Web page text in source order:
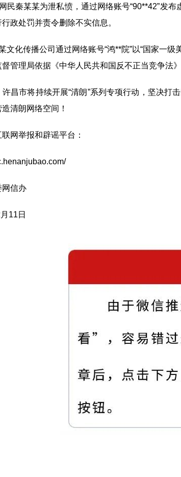
秦某某为泄私愤，通过网络账号“90**42”发布
政处罚并责令删除不实信息。
化传播公司通过网络账号“鸿**院”以“国家一级
管理局依据《中华人民共和国反不正当竞争法
市将持续开展“清朗”系列专项行动，坚决打
清朗网络空间！
举报和辟谣平台：
信办
11日